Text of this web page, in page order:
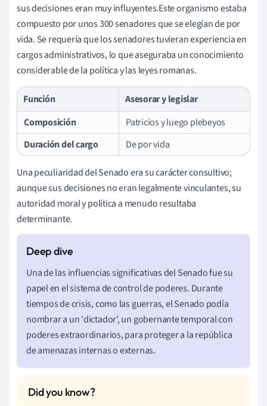
sus decisiones eran muy influyentes.Este organismo estaba
compuesto por unos 300 senadores que se elegían de por
vida. Se requería que los senadores tuvieran experiencia en
cargos administrativos, lo que aseguraba un conocimiento
considerable de la política y las leyes romanas.
Función
Asesorar y legislar
Composición
Patricios y luego plebeyos
Duración del cargo
De por vida
Una peculiaridad del Senado era su carácter consultivo;
aunque sus decisiones no eran legalmente vinculantes, su
autoridad moral y política a menudo resultaba
determinante.
Una de las influencias significativas del Senado fue su
papel en el sistema de control de poderes. Durante
tiempos de crisis, como las guerras, el Senado podía
nombrar a un 'dictador', un gobernante temporal con
poderes extraordinarios, para proteger a la república
de amenazas internas o externas.